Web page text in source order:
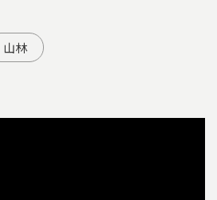
山林